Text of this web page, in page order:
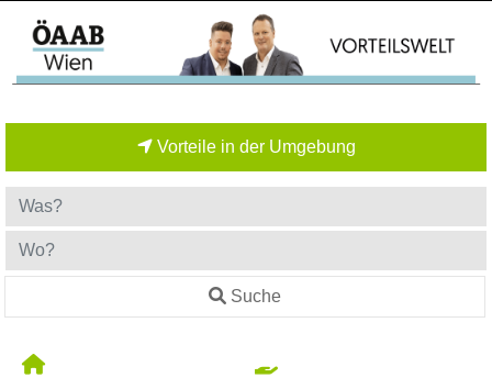
Vorteile in der Umgebung
Suche